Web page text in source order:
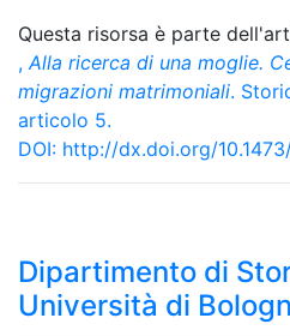
Questa risorsa è parte
,Alla ricerca di una moglie.
migrazioni matrimoniali.
articolo 5.
DOI: http://dx.doi.org/
Dipartimento di
Università di